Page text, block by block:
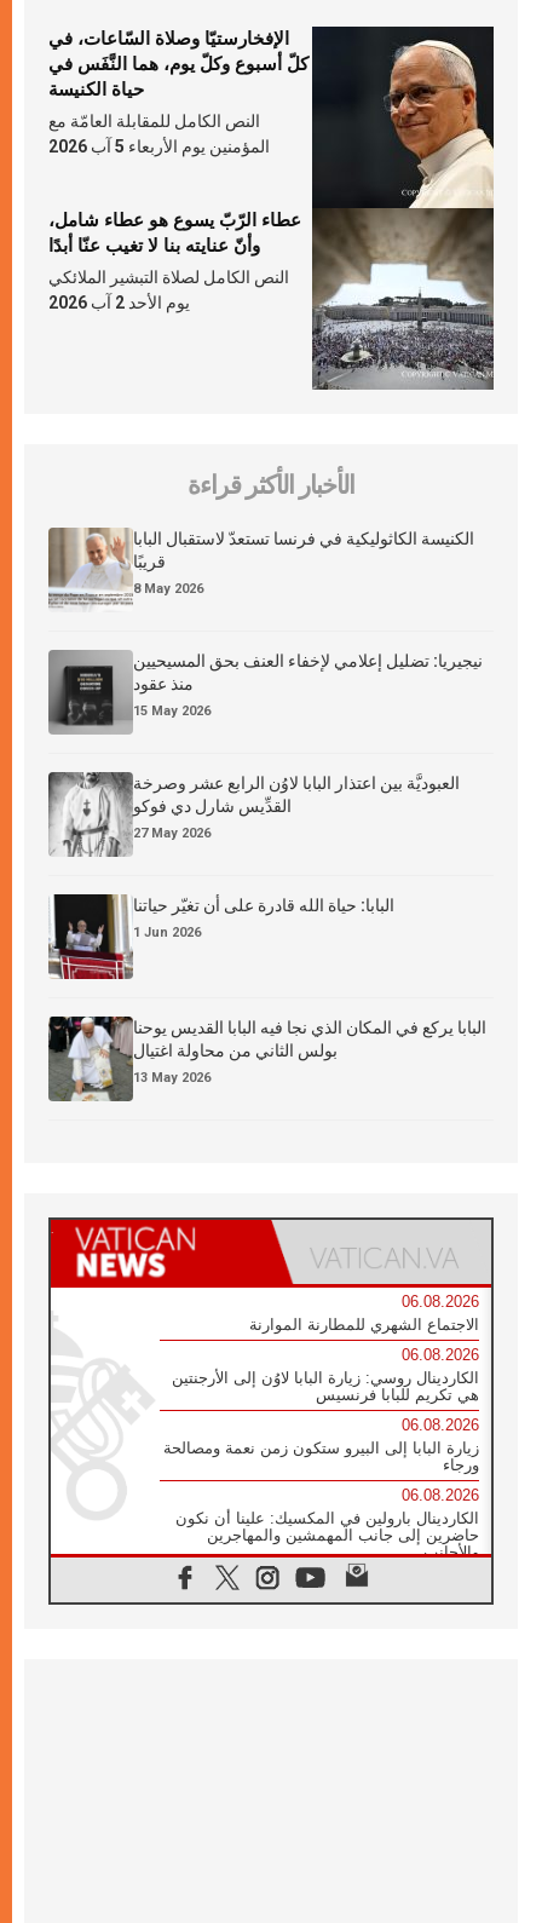
الإفخارستيّا وصلاة السّاعات، في
كلّ أسبوع وكلّ يوم، هما النَّفَس في
حياة الكنيسة
النص الكامل للمقابلة العامّة مع
المؤمنين يوم الأربعاء 5 آب 2026
عطاء الرّبّ يسوع هو عطاء شامل،
وأنّ عنايته بنا لا تغيب عنّا أبدًا
النص الكامل لصلاة التبشير الملائكي
يوم الأحد 2 آب 2026
الأخبار الأكثر قراءة
الكنيسة الكاثوليكية في فرنسا تستعدّ لاستقبال البابا
قريبًا
8 May 2026
نيجيريا: تضليل إعلامي لإخفاء العنف بحق المسيحيين
منذ عقود
15 May 2026
العبوديَّة بين اعتذار البابا لاوُن الرابع عشر وصرخة
القدِّيس شارل دي فوكو
27 May 2026
البابا: حياة الله قادرة على أن تغيّر حياتنا
1 Jun 2026
البابا يركع في المكان الذي نجا فيه البابا القديس يوحنا
بولس الثاني من محاولة اغتيال
13 May 2026
06.08.2026
الاجتماع الشهري للمطارنة الموارنة
06.08.2026
الكاردينال روسي: زيارة البابا لاوُن إلى الأرجنتين
هي تكريم للبابا فرنسيس
06.08.2026
زيارة البابا إلى البيرو ستكون زمن نعمة ومصالحة
ورجاء
06.08.2026
الكاردينال بارولين في المكسيك: علينا أن نكون
حاضرين إلى جانب المهمشين والمهاجرين
والأجانب
البابا لاوُن الرابع عشر للشباب في أسيزي: